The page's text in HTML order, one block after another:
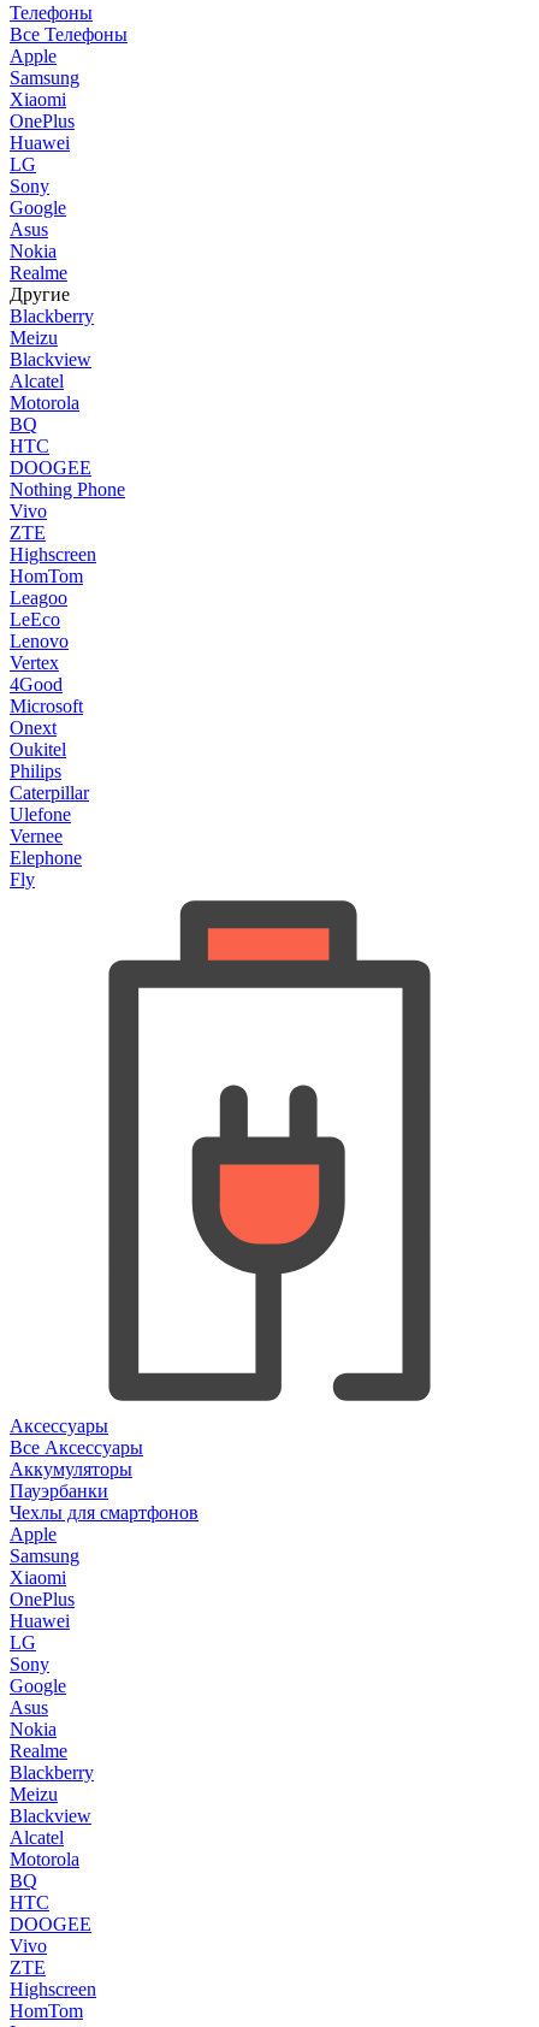
Телефоны
Все Телефоны
Apple
Samsung
Xiaomi
OnePlus
Huawei
LG
Sony
Google
Asus
Nokia
Realme
Другие
Blackberry
Meizu
Blackview
Alcatel
Motorola
BQ
HTC
DOOGEE
Nothing Phone
Vivo
ZTE
Highscreen
HomTom
Leagoo
LeEco
Lenovo
Vertex
4Good
Microsoft
Onext
Oukitel
Philips
Caterpillar
Ulefone
Vernee
Elephone
Fly
Аксессуары
Все Аксессуары
Аккумуляторы
Пауэрбанки
Чехлы для смартфонов
Apple
Samsung
Xiaomi
OnePlus
Huawei
LG
Sony
Google
Asus
Nokia
Realme
Blackberry
Meizu
Blackview
Alcatel
Motorola
BQ
HTC
DOOGEE
Vivo
ZTE
Highscreen
HomTom